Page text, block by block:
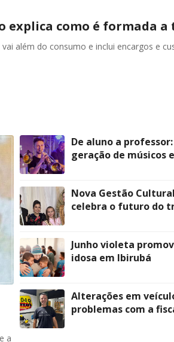
explica como é formada
além do consumo e inclui encargos e
a
De aluno a
geração de músicos
Nova Gestão
celebra o futuro do
Junho violeta
idosa em Ibirubá
Alterações em
problemas com a